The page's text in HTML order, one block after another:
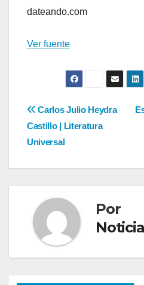
de
entradas
dateando.com
Ver fuente
Navegación
de
entradas
Carlos Julio Heydra
Castillo | Literatura
Universal
Por